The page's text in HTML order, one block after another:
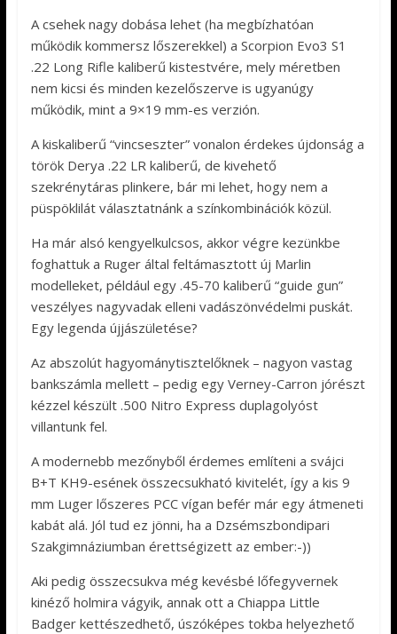
A csehek nagy dobása lehet (ha megbízhatóan
működik kommersz lőszerekkel) a Scorpion Evo3 S1
.22 Long Rifle kaliberű kistestvére, mely méretben
nem kicsi és minden kezelőszerve is ugyanúgy
működik, mint a 9×19 mm-es verzión.
A kiskaliberű “vincseszter” vonalon érdekes újdonság a
török Derya .22 LR kaliberű, de kivehető
szekrénytáras plinkere, bár mi lehet, hogy nem a
püspöklilát választatnánk a színkombinációk közül.
Ha már alsó kengyelkulcsos, akkor végre kezünkbe
foghattuk a Ruger által feltámasztott új Marlin
modelleket, például egy .45-70 kaliberű “guide gun”
veszélyes nagyvadak elleni vadászönvédelmi puskát.
Egy legenda újjászületése?
Az abszolút hagyománytisztelőknek – nagyon vastag
bankszámla mellett – pedig egy Verney-Carron jórészt
kézzel készült .500 Nitro Express duplagolyóst
villantunk fel.
A modernebb mezőnyből érdemes említeni a svájci
B+T KH9-esének összecsukható kivitelét, így a kis 9
mm Luger lőszeres PCC vígan befér már egy átmeneti
kabát alá. Jól tud ez jönni, ha a Dzsémszbondipari
Szakgimnáziumban érettségizett az ember:-))
Aki pedig összecsukva még kevésbé lőfegyvernek
kinéző holmira vágyik, annak ott a Chiappa Little
Badger kettészedhető, úszóképes tokba helyezhető